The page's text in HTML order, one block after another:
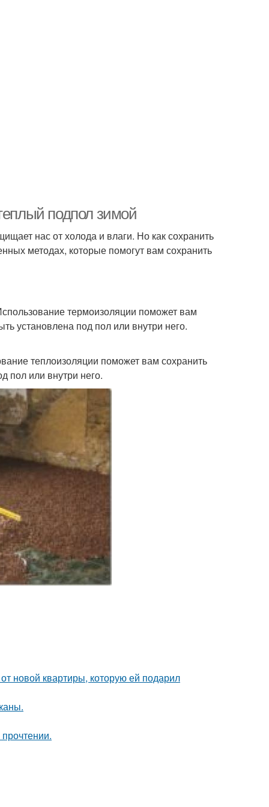
подпол зимой
нас от холода и влаги. Но как сохранить
методах, которые помогут вам сохранить
термоизоляции поможет вам
установлена под пол или внутри него.
теплоизоляции поможет вам сохранить
пол или внутри него.
новой квартиры, которую ей подарил